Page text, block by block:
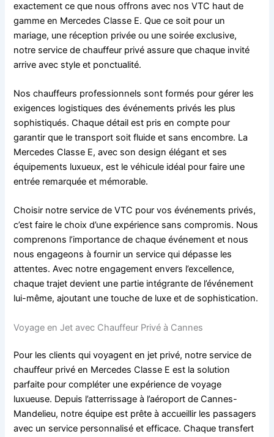
exactement ce que nous offrons avec nos VTC haut de
gamme en Mercedes Classe E. Que ce soit pour un
mariage, une réception privée ou une soirée exclusive,
notre service de chauffeur privé assure que chaque invité
arrive avec style et ponctualité.
Nos chauffeurs professionnels sont formés pour gérer les
exigences logistiques des événements privés les plus
sophistiqués. Chaque détail est pris en compte pour
garantir que le transport soit fluide et sans encombre. La
Mercedes Classe E, avec son design élégant et ses
équipements luxueux, est le véhicule idéal pour faire une
entrée remarquée et mémorable.
Choisir notre service de VTC pour vos événements privés,
c’est faire le choix d’une expérience sans compromis. Nous
comprenons l’importance de chaque événement et nous
nous engageons à fournir un service qui dépasse les
attentes. Avec notre engagement envers l’excellence,
chaque trajet devient une partie intégrante de l’événement
lui-même, ajoutant une touche de luxe et de sophistication.
Voyage en Jet avec Chauffeur Privé à Cannes
Pour les clients qui voyagent en jet privé, notre service de
chauffeur privé en Mercedes Classe E est la solution
parfaite pour compléter une expérience de voyage
luxueuse. Depuis l’atterrissage à l’aéroport de Cannes-
Mandelieu, notre équipe est prête à accueillir les passagers
avec un service personnalisé et efficace. Chaque transfert